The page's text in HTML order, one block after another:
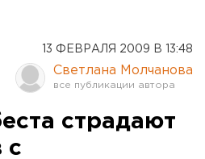
13 ФЕВРАЛЯ 2009 В 13:48
Светлана Молчанова
страдают
с